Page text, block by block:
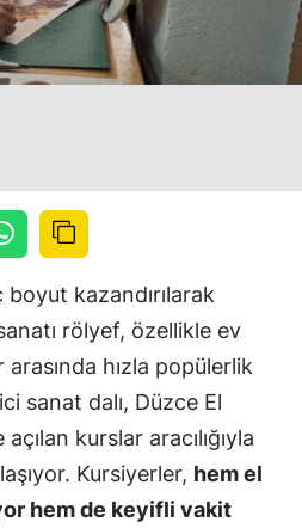
kazandırılarak
rölyef, özellikle ev
arasında hızla popülerlik
sanat dalı, Düzce El
kurslar aracılığıyla
Kursiyerler, hem el
hem de keyifli vakit